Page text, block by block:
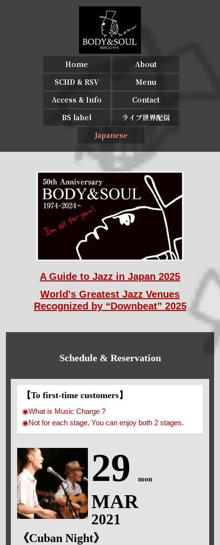
Home
About
SCHD & RSV
Menu
Access & Info
Contact
BS label
ライブ世界配信
Japanese
A Guide to Jazz in Japan 2025
World's Greatest Jazz Venues
Recognized by “Downbeat” 2025
Schedule & Reservation
【To first-time customers】
◉What is Music Charge ?
◉Not for each stage, You can enjoy both 2 stages.
29 mon
MAR
2021
《Cuban Night》